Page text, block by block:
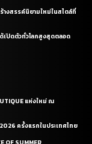
างสรรค์นิยามใหม่ในสไตล์ที่
ด้เปิดตัวทั่วโลกสูงสุดตลอด
แห่งใหม่ ณ
2026 ครั้งแรกในประเทศไทย